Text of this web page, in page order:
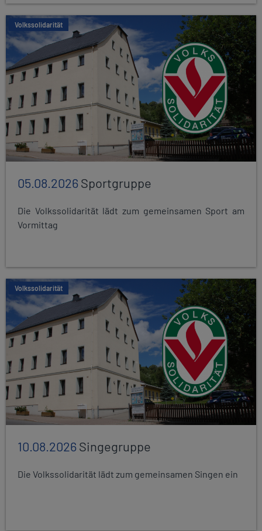
Volkssolidarität
05.08.2026Sportgruppe
Die Volkssolidarität lädt zum gemeinsamen Sport am
Vormittag
Volkssolidarität
10.08.2026Singegruppe
Die Volkssolidarität lädt zum gemeinsamen Singen ein